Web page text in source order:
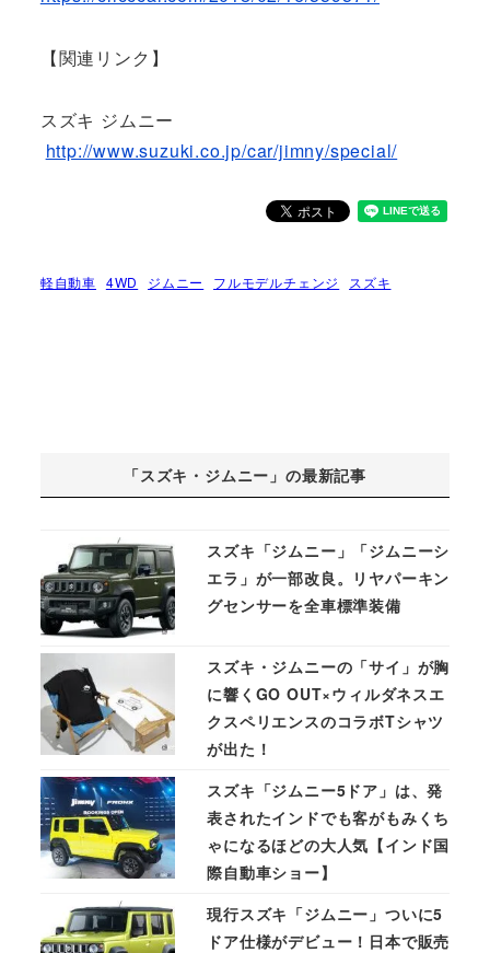
【関連リンク】
スズキ ジムニー
http://www.suzuki.co.jp/car/jimny/special/
軽自動車 4WD ジムニー フルモデルチェンジ スズキ
「スズキ・ジムニー」の最新記事
スズキ「ジムニー」「ジムニーシ
エラ」が一部改良。リヤパーキン
グセンサーを全車標準装備
スズキ・ジムニーの「サイ」が胸
に響くGO OUT×ウィルダネスエ
クスペリエンスのコラボTシャツ
が出た！
スズキ「ジムニー5ドア」は、発
表されたインドでも客がもみくち
ゃになるほどの大人気【インド国
際自動車ショー】
現行スズキ「ジムニー」ついに5
ドア仕様がデビュー！日本で販売